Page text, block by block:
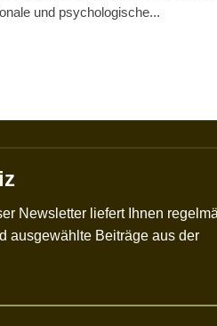
und psychologische...
Newsletter liefert Ihnen
ausgewählte Beiträge aus der